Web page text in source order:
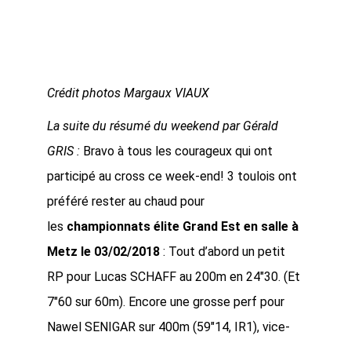
Crédit photos Margaux VIAUX
La suite du résumé du weekend par Gérald
GRIS : Bravo à tous les courageux qui ont
participé au cross ce week-end! 3 toulois ont
préféré rester au chaud pour
les championnats élite Grand Est en salle à
Metz le 03/02/2018 : Tout d’abord un petit
RP pour Lucas SCHAFF au 200m en 24″30. (Et
7″60 sur 60m). Encore une grosse perf pour
Nawel SENIGAR sur 400m (59″14, IR1), vice-